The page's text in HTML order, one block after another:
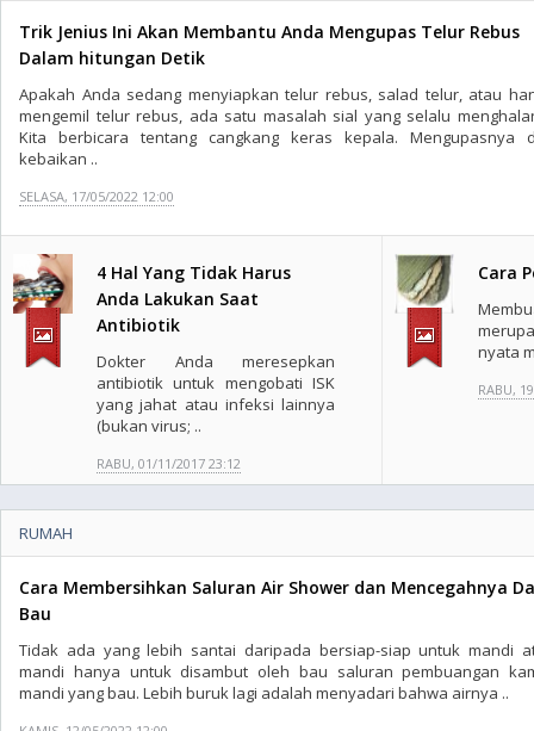
Trik Jenius Ini Akan Membantu Anda Mengupas Telur Rebus
Dalam hitungan Detik
Apakah Anda sedang menyiapkan telur rebus, salad telur, atau
mengemil telur rebus, ada satu masalah sial yang selalu
Kita berbicara tentang cangkang keras kepala. Mengupasnya
kebaikan ..
SELASA, 17/05/2022 12:00
4 Hal Yang Tidak Harus
Anda Lakukan Saat
Antibiotik
Dokter Anda meresepkan
antibiotik untuk mengobati ISK
yang jahat atau infeksi lainnya
(bukan virus; ..
RABU, 01/11/2017 23:12
Cara
nyata
RABU,
RUMAH
Cara Membersihkan Saluran Air Shower dan Mencegahnya
Bau
Tidak ada yang lebih santai daripada bersiap-siap untuk mandi
mandi hanya untuk disambut oleh bau saluran pembuangan
mandi yang bau. Lebih buruk lagi adalah menyadari bahwa airnya ..